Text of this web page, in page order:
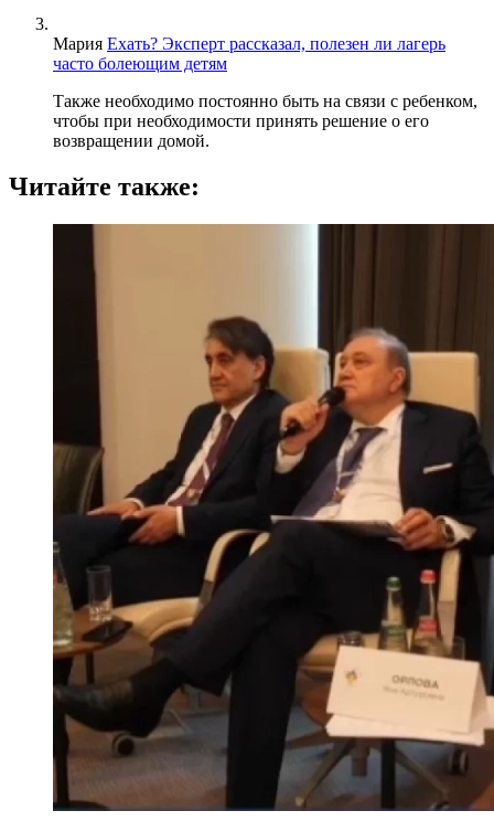
Мария Ехать? Эксперт рассказал, полезен ли лагерь
часто болеющим детям
Также необходимо постоянно быть на связи с ребенком,
чтобы при необходимости принять решение о его
возвращении домой.
Читайте также: